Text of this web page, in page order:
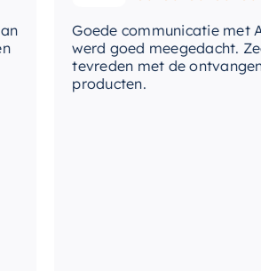
Goede communicatie met Alex.
werd goed meegedacht. Zeer
tevreden met de ontvangen
producten.